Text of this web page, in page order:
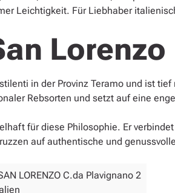
Leichtigkeit. Für Liebhaber
Lorenzo
in der Provinz Teramo und ist
Rebsorten und setzt auf eine
für diese Philosophie. Er
auf authentische und
LORENZO C.da Plavignano 2